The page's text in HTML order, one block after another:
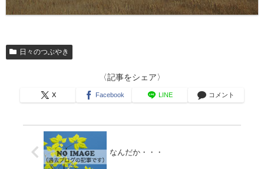
日々のつぶやき
〈記事をシェア〉
X Facebook LINE コメント
なんだか・・・